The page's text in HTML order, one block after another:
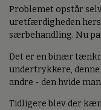
Problemet opstår
uretfærdigheden
særbehandling. Nu
Det er en binær
undertrykkere,
andre - den hvide
Tidligere blev der